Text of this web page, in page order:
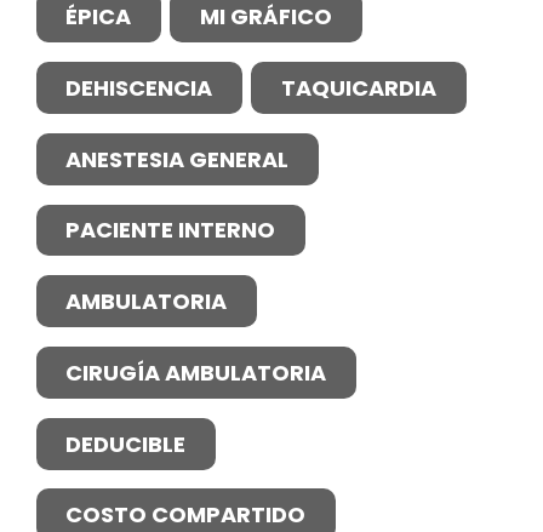
ÉPICA MI GRÁFICO
DEHISCENCIA TAQUICARDIA
ANESTESIA GENERAL
PACIENTE INTERNO
AMBULATORIA
CIRUGÍA AMBULATORIA
DEDUCIBLE
COSTO COMPARTIDO